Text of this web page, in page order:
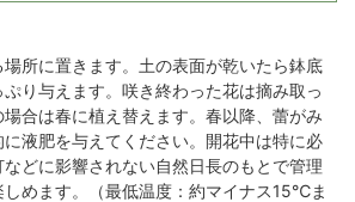
所に置きます。土の表面が乾いたら鉢底
り与えます。咲き終わった花は摘み取っ
合は春に植え替えます。春以降、蕾がみ
液肥を与えてください。開花中は特に必
どに影響されない自然日長のもとで管理
しめます。（最低温度：約マイナス15℃ま